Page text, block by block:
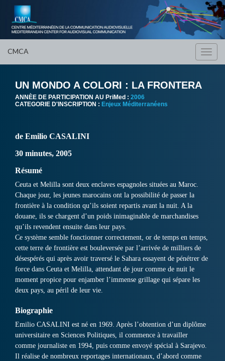
CMCA
UN MONDO A COLORI : LA FRONTERA
ANNÈE DE PARTICIPATION AU PriMed : 2006
CATEGORIE D'INSCRIPTION : Enjeux Méditerranéens
de Emilio CASALINI
30 minutes, 2005
Résumé
Ceuta et Melilla sont deux enclaves espagnoles situées au Maroc.
Chaque jour, les jeunes marocains ont la possibilité de passer la
frontière à la condition qu’ils soient repartis avant la nuit. A la
douane, ils se chargent d’un poids inimaginable de marchandises
qu’ils revendent ensuite dans leur pays.
Ce système semble fonctionner correctement, or de temps en temps,
cette terre de frontière est bouleversée par l’arrivée de milliers de
désespérés qui après avoir traversé le Sahara essayent de pénétrer de
force dans Ceuta et Melilla, attendant de jour comme de nuit le
moment propice pour enjamber l’immense grillage qui sépare les
deux pays, au péril de leur vie.
Biographie
Emilio CASALINI est né en 1969. Après l’obtention d’un diplôme
universitaire en Sciences Politiques, il commence à travailler
comme journaliste en 1994, puis comme envoyé spécial à Sarajevo.
Il réalise de nombreux reportages internationaux, d’abord comme